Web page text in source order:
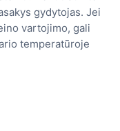
gydytojas. Jei
vartojimo, gali
temperatūroje